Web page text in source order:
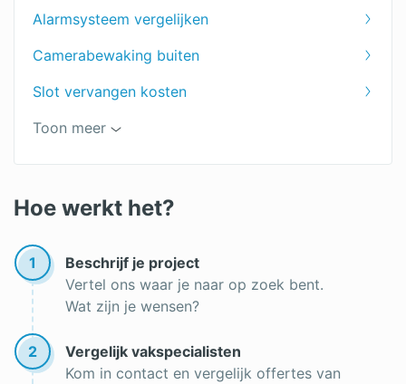
Alarmsysteem vergelijken
Camerabewaking buiten
Slot vervangen kosten
Brandbeveiliging
Beveiligingscamera laten installeren
Goedkoop alarmsysteem
Welk alarmsysteem is het meest geschikt voor
jou?
Inbraakverzekering
Toon meer
Hoe werkt het?
1
Beschrijf je project
Vertel ons waar je naar op zoek bent.
Wat zijn je wensen?
2
Vergelijk vakspecialisten
Kom in contact en vergelijk offertes van